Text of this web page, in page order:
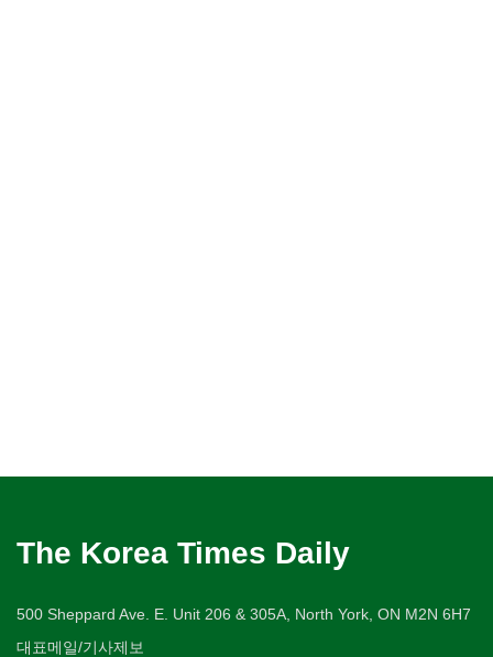
The Korea Times Daily
500 Sheppard Ave. E. Unit 206 & 305A, North York, ON M2N 6H7
대표메일/기사제보